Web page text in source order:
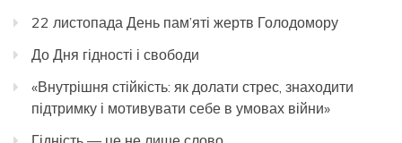
22 листопада День пам’яті жертв Голодомору
До Дня гідності і свободи
«Внутрішня стійкість: як долати стрес, знаходити
підтримку і мотивувати себе в умовах війни»